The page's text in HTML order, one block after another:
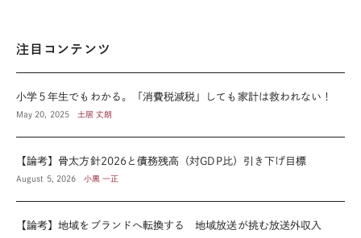
注目コンテンツ
小学５年生でもわかる。「消費税減税」しても家計は救われない！
May 20, 2025 土居 丈朗
【論考】骨太方針2026と債務残高（対GDP比）引き下げ目標
August 5, 2026 小黒 一正
【論考】地域をブランドへ転換する 地域放送が挑む放送外収入